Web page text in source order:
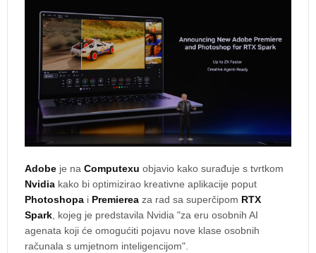
Adobe je na Computexu objavio kako surađuje s tvrtkom
Nvidia kako bi optimizirao kreativne aplikacije poput
Photoshopa i Premierea za rad sa superčipom RTX
Spark, kojeg je predstavila Nvidia "za eru osobnih AI
agenata koji će omogućiti pojavu nove klase osobnih
računala s umjetnom inteligencijom".